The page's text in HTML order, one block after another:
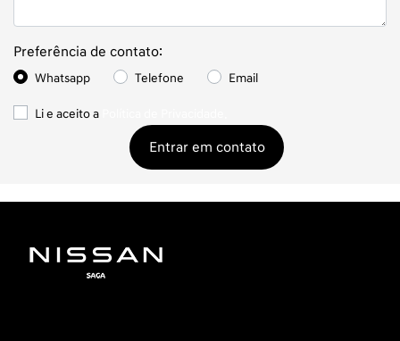
Preferência de contato:
Whatsapp Telefone Email
Li e aceito a
Entrar em contato